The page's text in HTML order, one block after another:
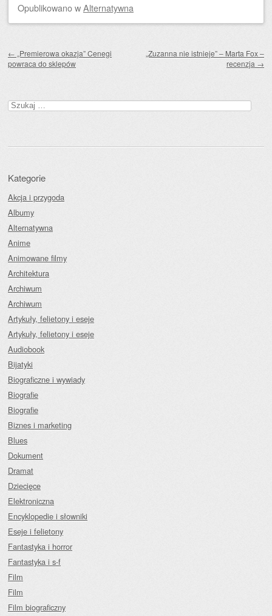
OpublikowanowAlternatywna
← „Premierowa okazja” Cenegi
powraca do sklepów
„Zuzanna nie istnieje” – Marta Fox –
recenzja →
Szukaj:
Kategorie
Akcja i przygoda
Albumy
Alternatywna
Anime
Animowane filmy
Architektura
Archiwum
Archiwum
Artykuły, felietony i eseje
Artykuły, felietony i eseje
Audiobook
Bijatyki
Biograficzne i wywiady
Biografie
Biografie
Biznes i marketing
Blues
Dokument
Dramat
Dziecięce
Elektroniczna
Encyklopedie i słowniki
Eseje i felietony
Fantastyka i horror
Fantastyka i s-f
Film
Film
Film biograficzny